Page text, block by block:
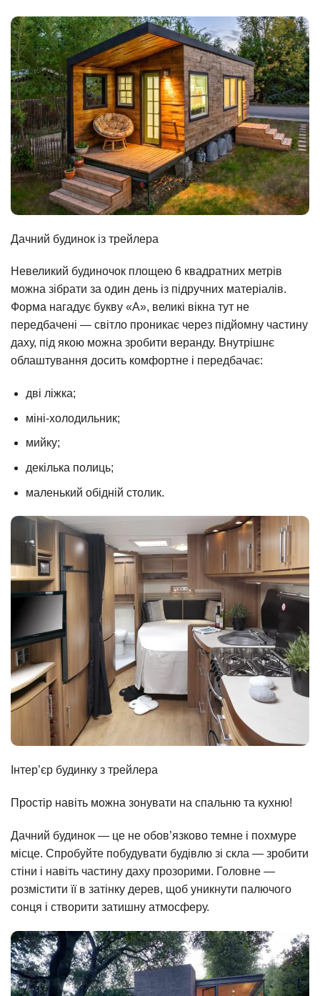
Дачний будинок із трейлера
Невеликий будиночок площею 6 квадратних метрів
можна зібрати за один день із підручних матеріалів.
Форма нагадує букву «А», великі вікна тут не
передбачені — світло проникає через підйомну частину
даху, під якою можна зробити веранду. Внутрішнє
облаштування досить комфортне і передбачає:
дві ліжка;
міні-холодильник;
мийку;
декілька полиць;
маленький обідній столик.
Інтер’єр будинку з трейлера
Простір навіть можна зонувати на спальню та кухню!
Дачний будинок — це не обов’язково темне і похмуре
місце. Спробуйте побудувати будівлю зі скла — зробити
стіни і навіть частину даху прозорими. Головне —
розмістити її в затінку дерев, щоб уникнути палючого
сонця і створити затишну атмосферу.